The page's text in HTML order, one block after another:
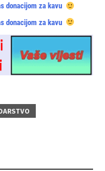
donacijom za kavu
donacijom za kavu